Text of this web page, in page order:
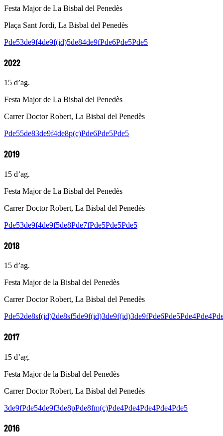
Festa Major de La Bisbal del Penedès
Plaça Sant Jordi, La Bisbal del Penedès
Pde53de9f4de9f(id)5de84de9fPde6Pde5Pde5
2022
15 d’ag.
Festa Major de La Bisbal del Penedès
Carrer Doctor Robert, La Bisbal del Penedès
Pde55de83de9f4de8p(c)Pde6Pde5Pde5
2019
15 d’ag.
Festa Major de La Bisbal del Penedès
Carrer Doctor Robert, La Bisbal del Penedès
Pde53de9f4de9f5de8Pde7fPde5Pde5Pde5
2018
15 d’ag.
Festa Major de la Bisbal del Penedès
Carrer Doctor Robert, La Bisbal del Penedès
Pde52de8sf(id)2de8sf5de9f(id)3de9f(id)3de9fPde6Pde5Pde4Pde4
2017
15 d’ag.
Festa Major de la Bisbal del Penedès
Carrer Doctor Robert, La Bisbal del Penedès
3de9fPde54de9f3de8pPde8fm(c)Pde4Pde4Pde4Pde4Pde5
2016